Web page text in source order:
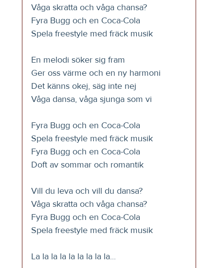
Våga skratta och våga chansa?
Fyra Bugg och en Coca-Cola
Spela freestyle med fräck musik
En melodi söker sig fram
Ger oss värme och en ny harmoni
Det känns okej, säg inte nej
Våga dansa, våga sjunga som vi
Fyra Bugg och en Coca-Cola
Spela freestyle med fräck musik
Fyra Bugg och en Coca-Cola
Doft av sommar och romantik
Vill du leva och vill du dansa?
Våga skratta och våga chansa?
Fyra Bugg och en Coca-Cola
Spela freestyle med fräck musik
La la la la la la la la la...